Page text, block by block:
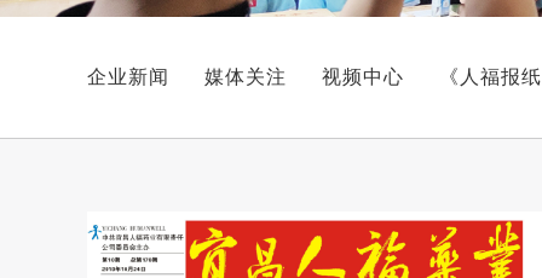
企业新闻 媒体关注 视频中心 《人福报